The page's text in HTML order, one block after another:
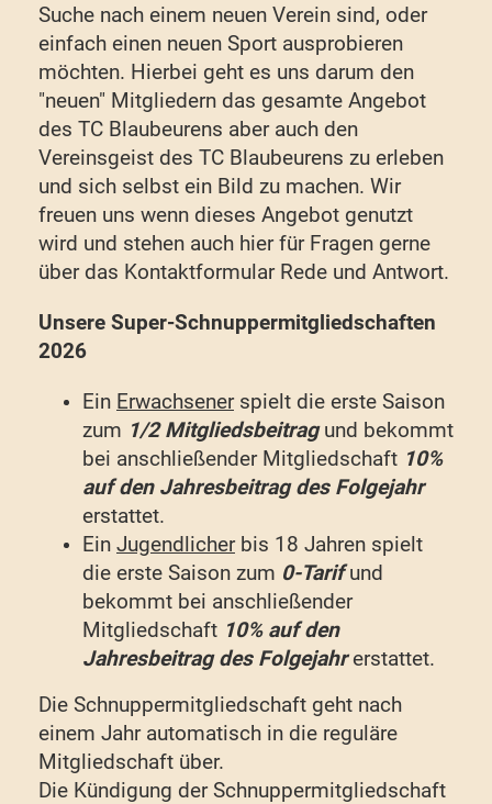
Suche nach einem neuen Verein sind, oder
einfach einen neuen Sport ausprobieren
möchten. Hierbei geht es uns darum den
"neuen" Mitgliedern das gesamte Angebot
des TC Blaubeurens aber auch den
Vereinsgeist des TC Blaubeurens zu erleben
und sich selbst ein Bild zu machen. Wir
freuen uns wenn dieses Angebot genutzt
wird und stehen auch hier für Fragen gerne
über das Kontaktformular Rede und Antwort.
Unsere Super-Schnuppermitgliedschaften
2026
Ein Erwachsenerspielt die erste Saison
zum 1/2 Mitgliedsbeitragund bekommt
bei anschließender Mitgliedschaft 10%
auf den Jahresbeitrag des Folgejahr
erstattet.
Ein Jugendlicherbis 18 Jahren spielt
die erste Saison zum 0-Tarifund
bekommt bei anschließender
Mitgliedschaft 10% auf den
Jahresbeitrag des Folgejahrerstattet.
Die Schnuppermitgliedschaft geht nach
einem Jahr automatisch in die reguläre
Mitgliedschaft über.
Die Kündigung der Schnuppermitgliedschaft